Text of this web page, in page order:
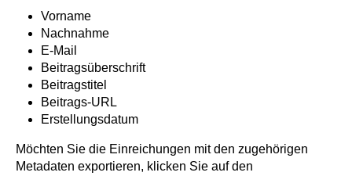
Vorname
Nachnahme
E-Mail
Beitragsüberschrift
Beitragstitel
Beitrags-URL
Erstellungsdatum
Möchten Sie die Einreichungen mit den zugehörigen
Metadaten exportieren, klicken Sie auf den